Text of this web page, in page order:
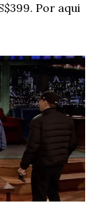
Por aqui